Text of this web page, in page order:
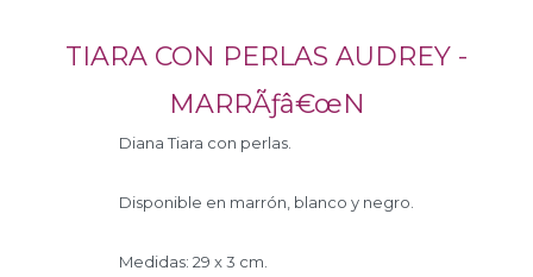
TIARA CON PERLAS AUDREY -
MARRÃƒâ€œN
Diana Tiara con perlas.
Disponible en marrón, blanco y negro.
Medidas: 29 x 3 cm.